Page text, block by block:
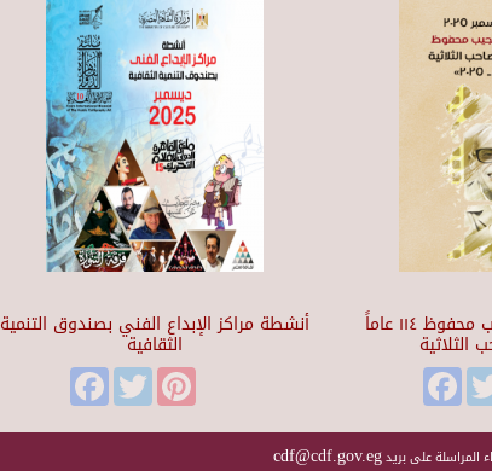
أنشطة مراكز الإبداع الفني بصندوق التنمية
الثقافية
FacebookTwitterPinterest
متحف ومركز إبداع نجيب محفوظ ١١٤ عاماً
المراسلة على بريدcdf@cdf.gov.eg